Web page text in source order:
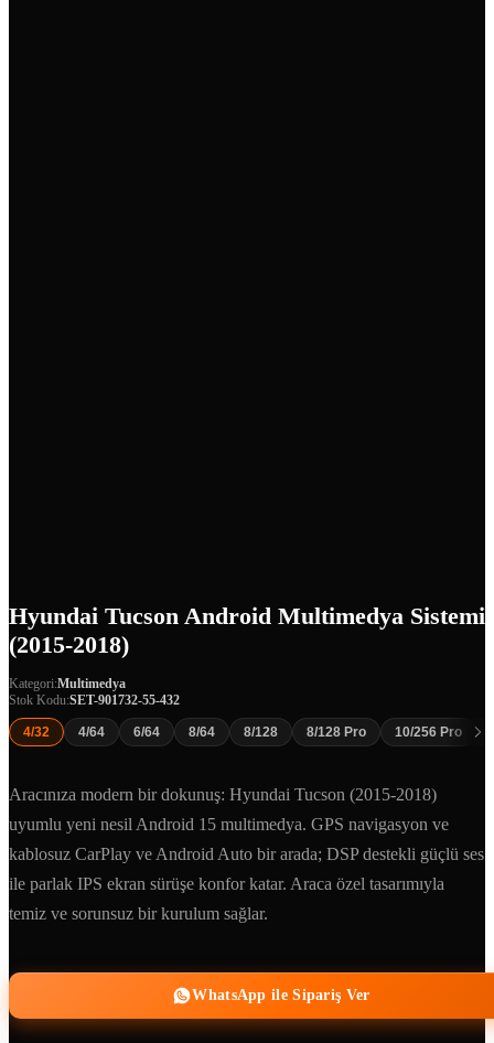
Hyundai Tucson Android Multimedya Sistemi
(2015-2018)
Kategori:Multimedya
Stok Kodu:SET-901732-55-432
4/32 4/64 6/64 8/64 8/128 8/128 Pro 10/256 Pro
Aracınıza modern bir dokunuş: Hyundai Tucson (2015-2018)
uyumlu yeni nesil Android 15 multimedya. GPS navigasyon ve
kablosuz CarPlay ve Android Auto bir arada; DSP destekli güçlü ses
ile parlak IPS ekran sürüşe konfor katar. Araca özel tasarımıyla
temiz ve sorunsuz bir kurulum sağlar.
WhatsApp ile Sipariş Ver